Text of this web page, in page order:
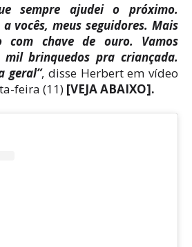
sempre ajudei o próximo.
vocês, meus seguidores. Mais
com chave de ouro. Vamos
brinquedos pra criançada.
geral”, disse Herbert em vídeo
feira (11) [VEJA ABAIXO].